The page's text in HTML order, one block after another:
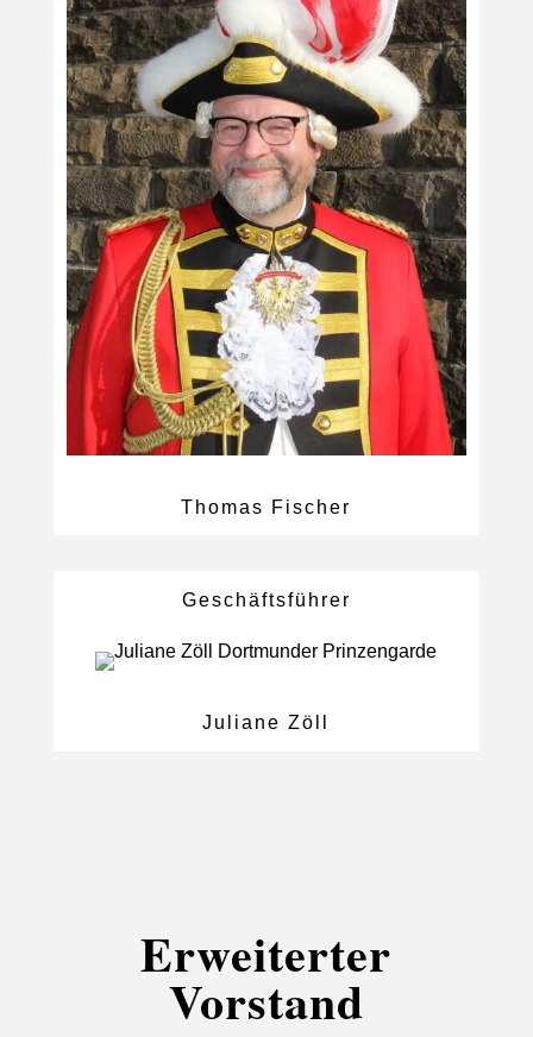
Thomas Fischer
Geschäftsführer
Juliane Zöll
Erweiterter
Vorstand